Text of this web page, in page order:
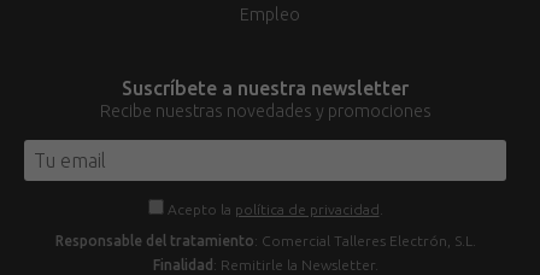
Empleo
Suscríbete a nuestra newsletter
Recibe nuestras novedades y promociones
Acepto la política de privacidad
Responsable del tratamiento: Comercial Talleres Electrón, S.L.
Finalidad : Remitirle la Newsletter.